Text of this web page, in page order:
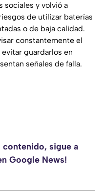
sociales y volvió a
de utilizar baterías
o de baja calidad.
constantemente el
guardarlos en
señales de falla.
contenido, sigue a
Google News!